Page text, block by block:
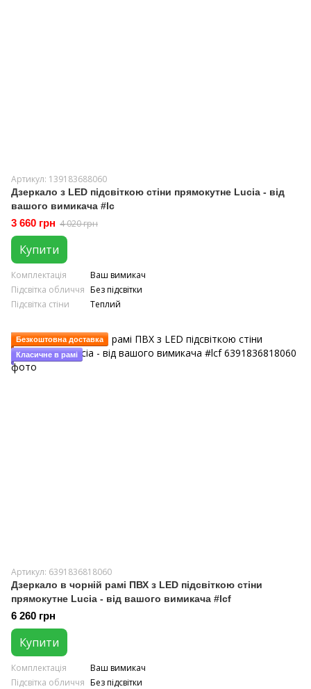
Артикул: 139183688060
Дзеркало з LED підсвіткою стіни прямокутне Lucia - від
вашого вимикача #lc
3 660 грн 4 020 грн
Купити
Комплектація
Ваш вимикач
Підсвітка обличчя Без підсвітки
Підсвітка стіни
Теплий
Безкоштовна доставка
Класичне в рамі
Артикул: 6391836818060
Дзеркало в чорній рамі ПВХ з LED підсвіткою стіни
прямокутне Lucia - від вашого вимикача #lcf
6 260 грн
Купити
Комплектація
Ваш вимикач
Підсвітка обличчя Без підсвітки